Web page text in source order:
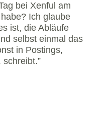
bei Xenful am
Ich glaube
ist, die Abläufe
selbst einmal das
in Postings,